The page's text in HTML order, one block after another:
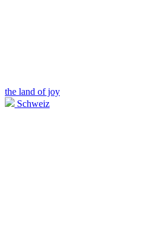
the land of joy
Schweiz